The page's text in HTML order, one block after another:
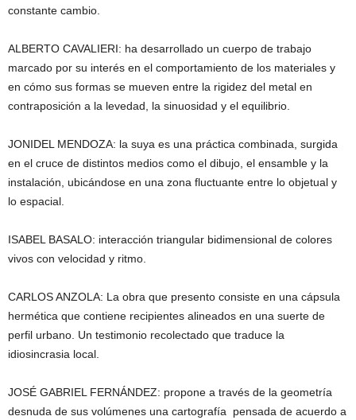
constante cambio.
ALBERTO CAVALIERI: ha desarrollado un cuerpo de trabajo
marcado por su interés en el comportamiento de los materiales y
en cómo sus formas se mueven entre la rigidez del metal en
contraposición a la levedad, la sinuosidad y el equilibrio.
JONIDEL MENDOZA: la suya es una práctica combinada, surgida
en el cruce de distintos medios como el dibujo, el ensamble y la
instalación, ubicándose en una zona fluctuante entre lo objetual y
lo espacial.
ISABEL BASALO: interacción triangular bidimensional de colores
vivos con velocidad y ritmo.
CARLOS ANZOLA: La obra que presento consiste en una cápsula
hermética que contiene recipientes alineados en una suerte de
perfil urbano. Un testimonio recolectado que traduce la
idiosincrasia local.
JOSÉ GABRIEL FERNÁNDEZ: propone a través de la geometría
desnuda de sus volúmenes una cartografía pensada de acuerdo a